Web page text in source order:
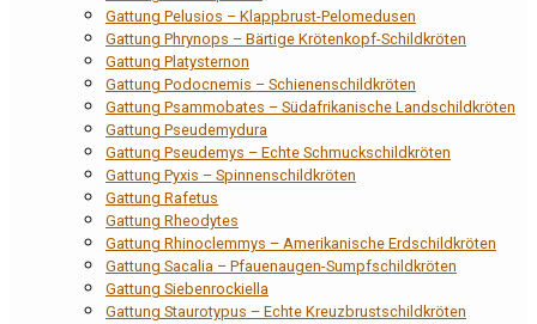
Gattung Pelusios – Klappbrust-Pelomedusen
Gattung Phrynops – Bärtige Krötenkopf-Schildkröten
Gattung Platysternon
Gattung Podocnemis – Schienenschildkröten
Gattung Psammobates – Südafrikanische Landschildkröten
Gattung Pseudemydura
Gattung Pseudemys – Echte Schmuckschildkröten
Gattung Pyxis – Spinnenschildkröten
Gattung Rafetus
Gattung Rheodytes
Gattung Rhinoclemmys – Amerikanische Erdschildkröten
Gattung Sacalia – Pfauenaugen-Sumpfschildkröten
Gattung Siebenrockiella
Gattung Staurotypus – Echte Kreuzbrustschildkröten